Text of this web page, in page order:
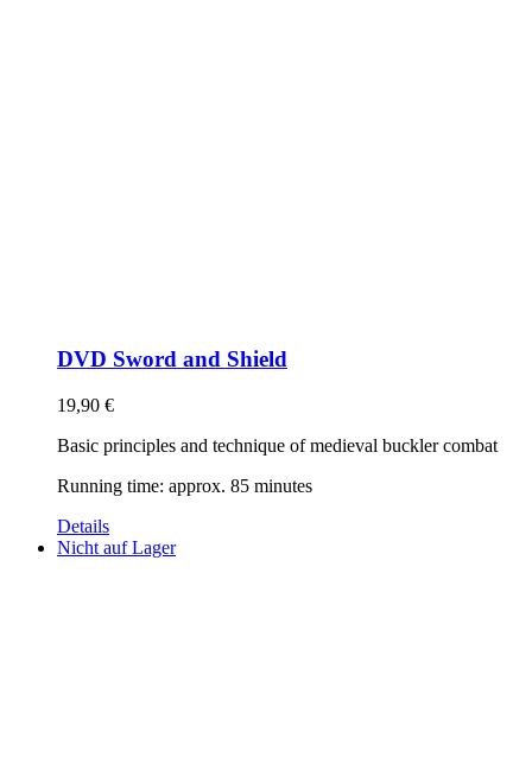
DVD Sword and Shield
19,90 €
Basic principles and technique of medieval buckler combat
Running time: approx. 85 minutes
Details
Nicht auf Lager